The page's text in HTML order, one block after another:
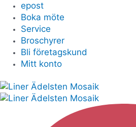
epost
Boka möte
Service
Broschyrer
Bli företagskund
Mitt konto